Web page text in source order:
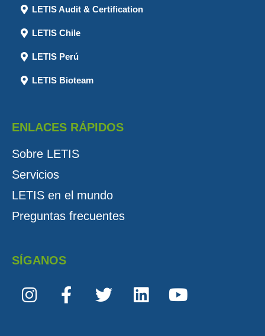
LETIS Audit & Certification
LETIS Chile
LETIS Perú
LETIS Bioteam
ENLACES RÁPIDOS
Sobre LETIS
Servicios
LETIS en el mundo
Preguntas frecuentes
SÍGANOS